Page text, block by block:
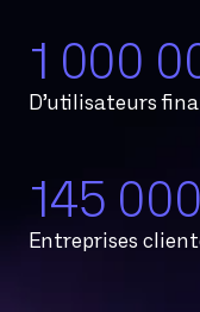
1 000
D’utilisateurs
145 000
Entreprises